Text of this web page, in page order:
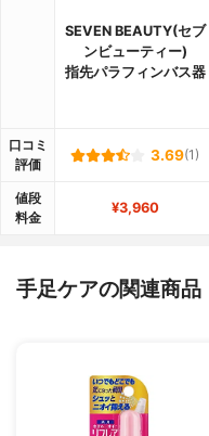
SEVEN BEAUTY(セブ
ンビューティー)
指先パラフィンバス器
口コミ
評価
3.69(1)
値段
料金
¥3,960
手足ケアの関連商品